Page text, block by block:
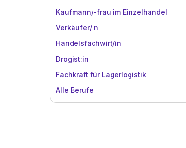
Kaufmann/-frau im Einzelhandel
Verkäufer/in
Handelsfachwirt/in
Drogist:in
Fachkraft für Lagerlogistik
Alle Berufe